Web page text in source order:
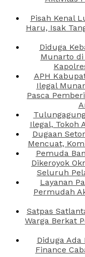
Pisah Kenal
Haru, Isak
Diduga
Munarto
APH
Ilegal
Pasca
Ilegal, Tokoh
Dugaan
Mencuat,
Pemuda
Dikeroyok
Seluruh
Layanan
Permudah
Satpas
Warga Berkat
Diduga Ada
Finance